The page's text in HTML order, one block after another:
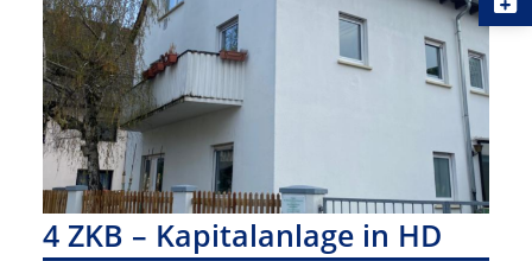
4 ZKB – Kapitalanlage in HD